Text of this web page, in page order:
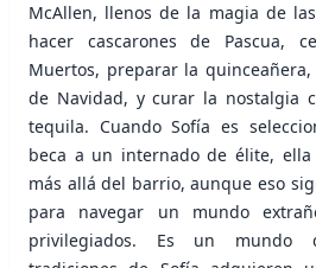
McAllen, llenos de la magia de
hacer cascarones de Pascua,
Muertos, preparar la
de Navidad, y curar la nostalgia
tequila. Cuando Sofía es
beca a un internado de élite,
más allá del barrio, aunque eso
para navegar un mundo
privilegiados. Es un mundo